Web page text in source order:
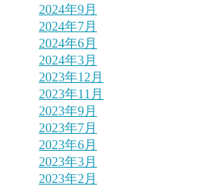
2024年9月
2024年7月
2024年6月
2024年3月
2023年12月
2023年11月
2023年9月
2023年7月
2023年6月
2023年3月
2023年2月